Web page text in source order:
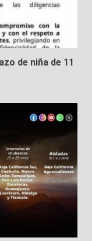
de niña de 11